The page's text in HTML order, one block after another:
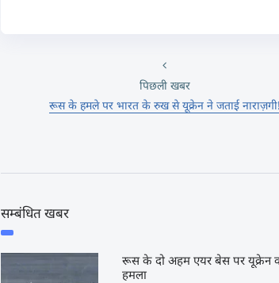
पिछली खबर
रूस के हमले पर भारत के रुख से यूक्रेन ने जताई नाराज़गी!
सम्बंधित खबर
रूस के दो अहम एयर बेस पर यूक्रेन
हमला